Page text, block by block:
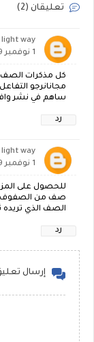
تعليقان (2)
light way
1 نوفمبر 2019 في 6:44 ص
كل مذكرات الصف
مجانانرجو
ساهم في نشر
رد
light way
1 نوفمبر 2019 في 12:25 م
للحصول على
صف من الصفوف
الصف الذي
رد
إرسال